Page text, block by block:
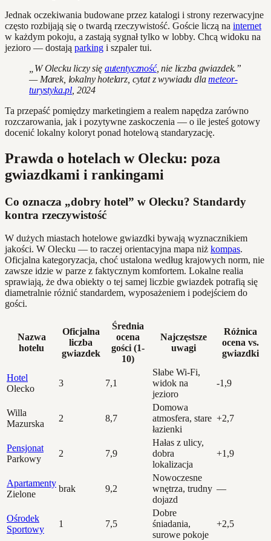
Jednak oczekiwania budowane przez katalogi i strony rezerwacyjne
często rozbijają się o twardą rzeczywistość. Goście liczą na internet
w każdym pokoju, a zastają sygnał tylko w lobby. Chcą widoku na
jezioro — dostają parking i szpaler tui.
„W Olecku liczy się autentyczność, nie liczba gwiazdek.”
— Marek, lokalny hotelarz, cytat z wywiadu dlameteor-
turystyka.pl , 2024
Ta przepaść pomiędzy marketingiem a realem napędza zarówno
rozczarowania, jak i pozytywne zaskoczenia — o ile jesteś gotowy
docenić lokalny koloryt ponad hotelową standaryzację.
Prawda o hotelach w Olecku: poza
gwiazdkami i rankingami
Co oznacza „dobry hotel” w Olecku? Standardy
kontra rzeczywistość
W dużych miastach hotelowe gwiazdki bywają wyznacznikiem
jakości. W Olecku — to raczej orientacyjna mapa niż kompas.
Oficjalna kategoryzacja, choć ustalona według krajowych norm, nie
zawsze idzie w parze z faktycznym komfortem. Lokalne realia
sprawiają, że dwa obiekty o tej samej liczbie gwiazdek potrafią się
diametralnie różnić standardem, wyposażeniem i podejściem do
gości.
Nazwa
hotelu
Oficjalna
liczba
gwiazdek
Średnia
ocena
gości (1-
10)
Najczęstsze
uwagi
Różnica
ocena vs.
gwiazdki
Hotel
Olecko
3 7,1
Słabe Wi-Fi,
widok na
jezioro
-1,9
Willa
Mazurska
2 8,7
Domowa
atmosfera, stare
łazienki
+2,7
Pensjonat
Parkowy
2 7,9
Hałas z ulicy,
dobra
lokalizacja
+1,9
Apartamenty
Zielone
brak 9,2
Nowoczesne
wnętrza, trudny
dojazd
—
Ośrodek
Sportowy
1 7,5
Dobre
śniadania,
surowe pokoje
+2,5